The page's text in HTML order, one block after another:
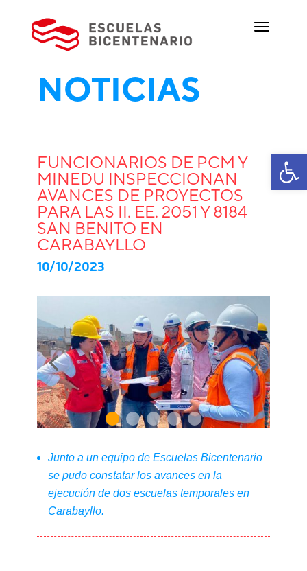
NOTICIAS
FUNCIONARIOS DE PCM Y
MINEDU INSPECCIONAN
AVANCES DE PROYECTOS
PARA LAS II. EE. 2051 Y 8184
SAN BENITO EN
CARABAYLLO
10/10/2023
Junto a un equipo de Escuelas Bicentenario
se pudo constatar los avances en la
ejecución de dos escuelas temporales en
Carabayllo.